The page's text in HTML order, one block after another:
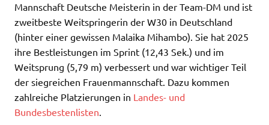
Mannschaft Deutsche Meisterin in der Team-DM und ist
zweitbeste Weitspringerin der W30 in Deutschland
(hinter einer gewissen Malaika Mihambo). Sie hat 2025
ihre Bestleistungen im Sprint (12,43 Sek.) und im
Weitsprung (5,79 m) verbessert und war wichtiger Teil
der siegreichen Frauenmannschaft. Dazu kommen
zahlreiche Platzierungen in Landes- und
Bundesbestenlisten.